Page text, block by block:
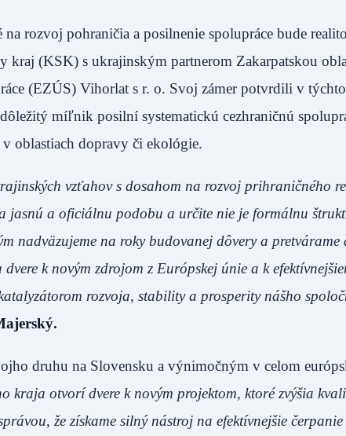
rozvoj pohraničia a posilnenie spolupráce bude
kraj (KSK) s ukrajinským partnerom Zakarpatskou
(EZÚS) Vihorlat s r. o. Svoj zámer potvrdili v
míľnik posilní systematickú cezhraničnú
oblastiach dopravy či ekológie.
vzťahov s dosahom na rozvoj prihraničného
jasnú a oficiálnu podobu a určite nie je formálnu
nadväzujeme na roky budovanej dôvery a pretvárame
k novým zdrojom z Európskej únie a k
rozvoja, stability a prosperity nášho
druhu na Slovensku a výnimočným v celom
kraja otvorí dvere k novým projektom, ktoré zvýšia
že získame silný nástroj na efektívnejšie čerpanie